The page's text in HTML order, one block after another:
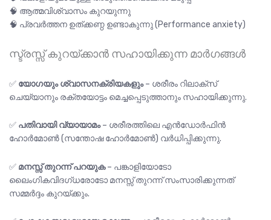
🧠 ആത്മവിശ്വാസം കുറയുന്നു
🧠 പ്രവർത്തന ഉത്ക്കണ്ഠ ഉണ്ടാകുന്നു (Performance anxiety)
സ്ട്രസ്സ് കുറയ്ക്കാൻ സഹായിക്കുന്ന മാർഗങ്ങൾ
✅ യോഗയും ശ്വാസനക്രിയകളും– ശരീരം റിലാക്സ്
ചെയ്യാനും രക്തയോട്ടം മെച്ചപ്പെടുത്താനും സഹായിക്കുന്നു.
✅ പതിവായി വ്യായാമം– ശരീരത്തിലെ എൻഡോർഫിൻ
ഹോർമോൺ (സന്തോഷ ഹോർമോൺ) വർധിപ്പിക്കുന്നു.
✅ മനസ്സ് തുറന്ന് പറയുക– പങ്കാളിയോടോ
ലൈംഗികവിദഗ്ധരോടോ മനസ്സ് തുറന്ന് സംസാരിക്കുന്നത്
സമ്മർദ്ദം കുറയ്ക്കും.